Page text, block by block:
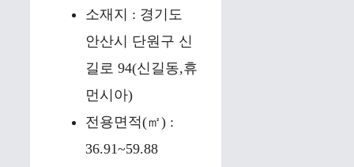
소재지 : 경기도
안산시 단원구 신
길로 94(신길동,휴
먼시아)
전용면적(㎡) :
36.91~59.88